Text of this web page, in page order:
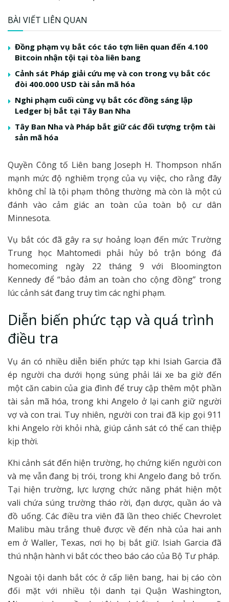
BÀI VIẾT LIÊN QUAN
Đồng phạm vụ bắt cóc táo tợn liên quan đến 4.100
Bitcoin nhận tội tại tòa liên bang
Cảnh sát Pháp giải cứu mẹ và con trong vụ bắt cóc
đòi 400.000 USD tài sản mã hóa
Nghi phạm cuối cùng vụ bắt cóc đồng sáng lập
Ledger bị bắt tại Tây Ban Nha
Tây Ban Nha và Pháp bắt giữ các đối tượng trộm tài
sản mã hóa
Quyền Công tố Liên bang Joseph H. Thompson nhấn
mạnh mức độ nghiêm trọng của vụ việc, cho rằng đây
không chỉ là tội phạm thông thường mà còn là một cú
đánh vào cảm giác an toàn của toàn bộ cư dân
Minnesota.
Vụ bắt cóc đã gây ra sự hoảng loạn đến mức Trường
Trung học Mahtomedi phải hủy bỏ trận bóng đá
homecoming ngày 22 tháng 9 với Bloomington
Kennedy để “bảo đảm an toàn cho cộng đồng” trong
lúc cảnh sát đang truy tìm các nghi phạm.
Diễn biến phức tạp và quá trình
điều tra
Vụ án có nhiều diễn biến phức tạp khi Isiah Garcia đã
ép người cha dưới họng súng phải lái xe ba giờ đến
một căn cabin của gia đình để truy cập thêm một phần
tài sản mã hóa, trong khi Angelo ở lại canh giữ người
vợ và con trai. Tuy nhiên, người con trai đã kịp gọi 911
khi Angelo rời khỏi nhà, giúp cảnh sát có thể can thiệp
kịp thời.
Khi cảnh sát đến hiện trường, họ chứng kiến người con
và mẹ vẫn đang bị trói, trong khi Angelo đang bỏ trốn.
Tại hiện trường, lực lượng chức năng phát hiện một
vali chứa súng trường tháo rời, đạn dược, quần áo và
đồ uống. Các điều tra viên đã lần theo chiếc Chevrolet
Malibu màu trắng thuê được về đến nhà của hai anh
em ở Waller, Texas, nơi họ bị bắt giữ. Isiah Garcia đã
thú nhận hành vi bắt cóc theo báo cáo của Bộ Tư pháp.
Ngoài tội danh bắt cóc ở cấp liên bang, hai bị cáo còn
đối mặt với nhiều tội danh tại Quận Washington,